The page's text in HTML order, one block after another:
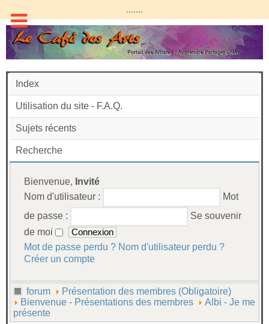
.......
Index
Utilisation du site - F.A.Q.
Sujets récents
Recherche
Bienvenue, Invité
Nom d'utilisateur :
Mot
de passe :
Se souvenir
de moi
Mot de passe perdu ? Nom d'utilisateur perdu ?
Créer un compte
forum
Présentation des membres (Obligatoire)
Bienvenue - Présentations des membres
Albi - Je me
présente